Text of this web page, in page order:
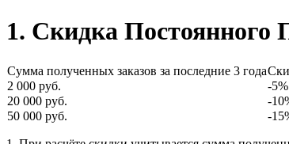
1. Скидка Постоянного
Сумма полученных заказов за последние 3 года
2 000 руб.
-5%
20 000 руб.
-
50 000 руб.
-